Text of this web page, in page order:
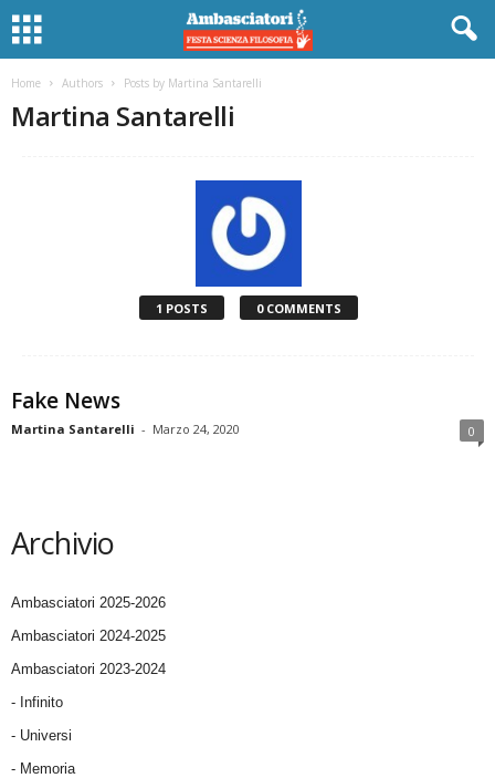
Home Authors Posts by Martina Santarelli
Martina Santarelli
1 POSTS 0 COMMENTS
Fake News
Martina Santarelli - Marzo 24, 2020 0
Archivio
Ambasciatori 2025-2026
Ambasciatori 2024-2025
Ambasciatori 2023-2024
- Infinito
- Universi
- Memoria